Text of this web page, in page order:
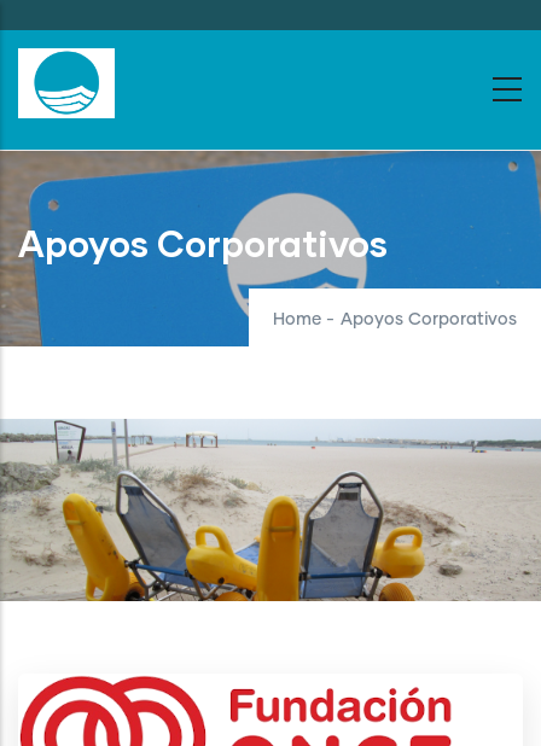
to
main
content
Apoyos Corporativos
Home - Apoyos Corporativos